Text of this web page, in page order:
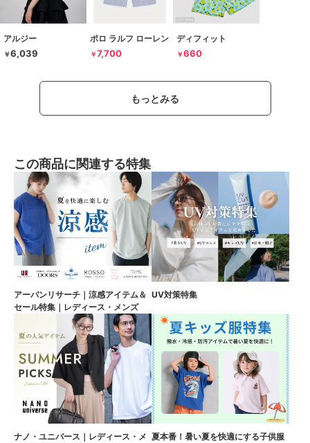
アルジー
￥6,039
ポロ ラルフ ローレン
￥7,700
ディフィット
￥660
もっとみる
この商品に関連する特集
アーバンリサーチ｜涼感アイテム＆
セール特集｜レディース・メンズ
UV対策特集
ナノ・ユニバース｜レディース・メ 夏本番！暑い夏を快適にする子供服